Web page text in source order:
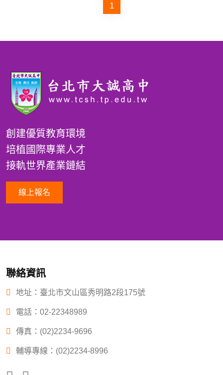
1
創建優質教育環境
培植國際專業人才
接軌世界產業鏈結
線上報名
聯絡資訊
地址：臺北市文山區秀明路2段175號
電話： 02-22348989
傳真：(02)2234-9696
輔導專線：(02)2234-8996